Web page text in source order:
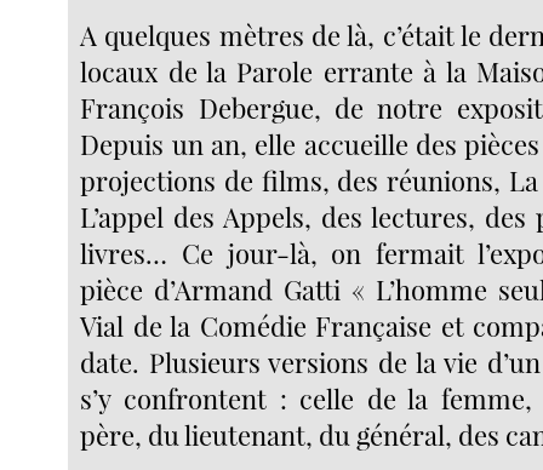
A quelques mètres de là, c’était le
locaux de la Parole errante à la
François Debergue, de notre
Depuis un an, elle accueille des
projections de films, des réunions,
L’appel des Appels, des lectures,
livres… Ce jour-là, on fermait
pièce d’Armand Gatti « L’homme
Vial de la Comédie Française et
date. Plusieurs versions de la vie
s’y confrontent : celle de la
père, du lieutenant, du général, des